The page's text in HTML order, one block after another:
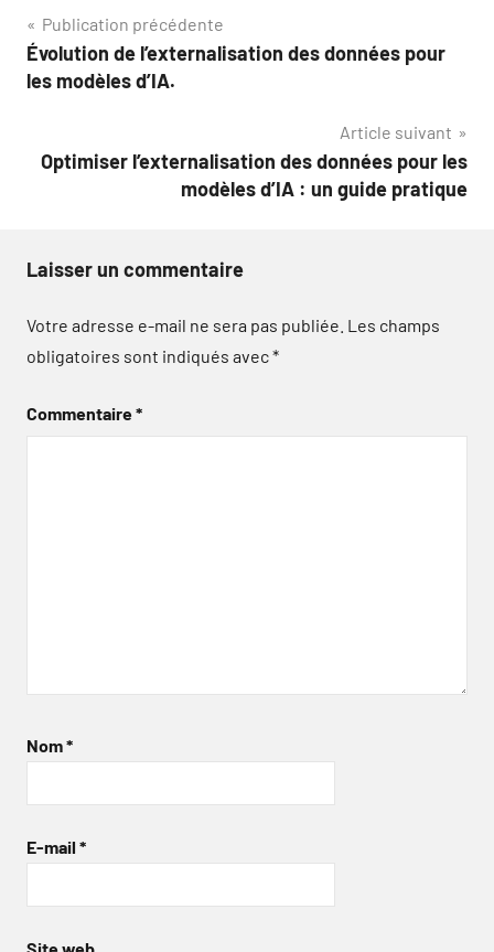
Navigation
de
Publication précédente
Évolution de l’externalisation des données pour
les modèles d’IA.
Article suivant
Optimiser l’externalisation des données pour les
modèles d’IA : un guide pratique
Laisser un commentaire
Votre adresse e-mail ne sera pas publiée. Les champs
obligatoires sont indiqués avec*
Commentaire*
Nom*
E-mail *
Site web